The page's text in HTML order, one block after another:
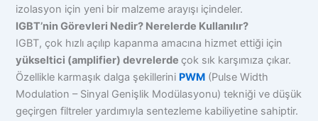
izolasyon için yeni bir malzeme arayışı içindeler.
IGBT’nin Görevleri Nedir? Nerelerde Kullanılır?
IGBT, çok hızlı açılıp kapanma amacına hizmet ettiği için
yükseltici (amplifier) devrelerdeçok sık karşımıza çıkar.
Özellikle karmaşık dalga şekillerini PWM (Pulse Width
Modulation – Sinyal Genişlik Modülasyonu) tekniği ve düşük
geçirgen filtreler yardımıyla sentezleme kabiliyetine sahiptir.